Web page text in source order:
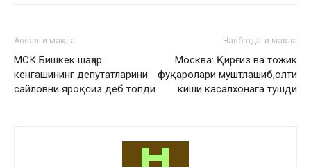
Аввалги мақола
МСК Бишкек шаҳар
кенгашининг депутатларини
сайловни яроқсиз деб топди
Навбатдаги мақола
Москва: Қирғиз ва тожик
фуқаролари муштлашиб,олти
киши касалхонага тушди